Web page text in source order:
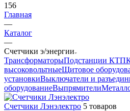
156
Главная
—
Каталог
—
Счетчики э/энергии
ТрансформаторыПодстанции КТП
высоковольтныеЩитовое
установкиВыключатели и
оборудованиеВыпрямители
Счетчики Лэнэлектро 5 товаров